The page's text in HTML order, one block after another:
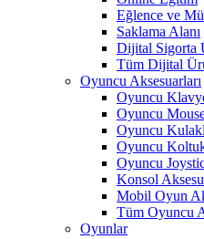
Eğlence ve
Saklama Alanı
Dijital Sigorta
Tüm Dijital
Oyuncu Aksesuarları
Oyuncu
Oyuncu
Oyuncu
Oyuncu
Oyuncu
Konsol
Mobil Oyun
Tüm Oyuncu
Oyunlar